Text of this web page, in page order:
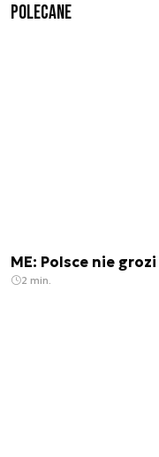
Polecane
ME: Polsce nie
2 min.